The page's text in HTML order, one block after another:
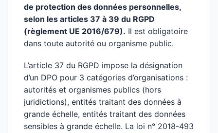
de protection des données personnelles,
selon les articles 37 à 39 du RGPD
(règlement UE 2016/679). Il est obligatoire
dans toute autorité ou organisme public.
L’article 37 du RGPD impose la désignation
d’un DPO pour 3 catégories d’organisations :
autorités et organismes publics (hors
juridictions), entités traitant des données à
grande échelle, entités traitant des données
sensibles à grande échelle. La loi n° 2018-493